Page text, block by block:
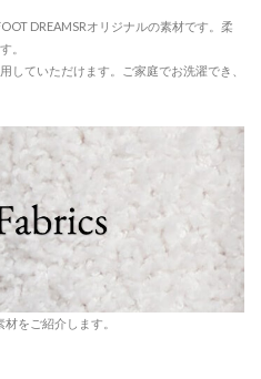
DREAMSRオリジナルの素材です。柔
。
していただけます。ご家庭でお洗濯でき、
をご紹介します。